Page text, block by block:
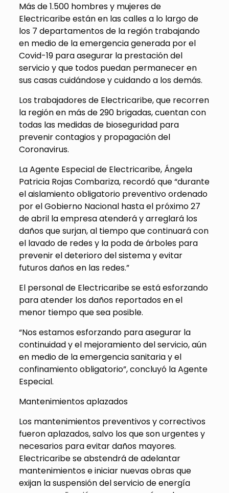
Más de 1.500 hombres y mujeres de
Electricaribe están en las calles a lo largo de
los 7 departamentos de la región trabajando
en medio de la emergencia generada por el
Covid-19 para asegurar la prestación del
servicio y que todos puedan permanecer en
sus casas cuidándose y cuidando a los demás.
Los trabajadores de Electricaribe, que recorren
la región en más de 290 brigadas, cuentan con
todas las medidas de bioseguridad para
prevenir contagios y propagación del
Coronavirus.
La Agente Especial de Electricaribe, Ángela
Patricia Rojas Combariza, recordó que “durante
el aislamiento obligatorio preventivo ordenado
por el Gobierno Nacional hasta el próximo 27
de abril la empresa atenderá y arreglará los
daños que surjan, al tiempo que continuará con
el lavado de redes y la poda de árboles para
prevenir el deterioro del sistema y evitar
futuros daños en las redes.”
El personal de Electricaribe se está esforzando
para atender los daños reportados en el
menor tiempo que sea posible.
“Nos estamos esforzando para asegurar la
continuidad y el mejoramiento del servicio, aún
en medio de la emergencia sanitaria y el
confinamiento obligatorio”, concluyó la Agente
Especial.
Mantenimientos aplazados
Los mantenimientos preventivos y correctivos
fueron aplazados, salvo los que son urgentes y
necesarios para evitar daños mayores.
Electricaribe se abstendrá de adelantar
mantenimientos e iniciar nuevas obras que
exijan la suspensión del servicio de energía